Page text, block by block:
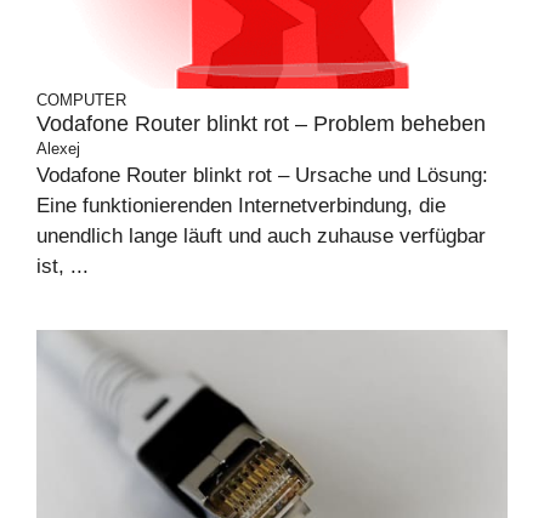
COMPUTER
Vodafone Router blinkt rot – Problem beheben
Alexej
Vodafone Router blinkt rot – Ursache und Lösung:
Eine funktionierenden Internetverbindung, die
unendlich lange läuft und auch zuhause verfügbar
ist, ...